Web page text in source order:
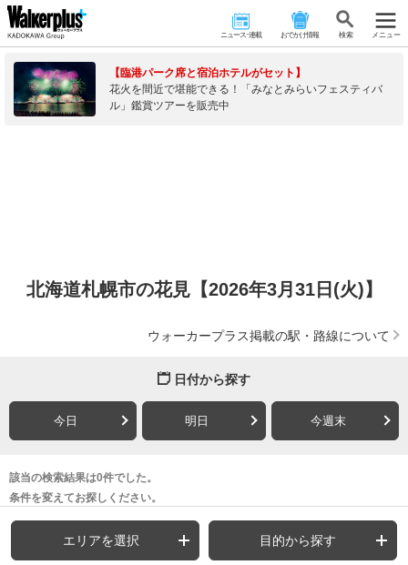
ニュース･連載 おでかけ情報 検 索 メニュー
【臨港パーク席と宿泊ホテルがセット】
花火を間近で堪能できる！「みなとみらいフェスティバ
ル」鑑賞ツアーを販売中
北海道札幌市の花見【2026年3月31日(火)】
ウォーカープラス掲載の駅・路線について
日付から探す
今日 明日 今週末
該当の検索結果は0件でした。
条件を変えてお探しください。
エリアを選択 目的から探す